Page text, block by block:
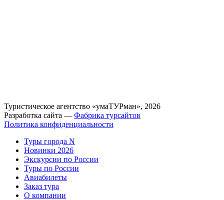
Туристическое агентство «умаТУРман», 2026
Разработка сайта — Фабрика турсайтов
Политика конфиденциальности
Туры города N
Новинки 2026
Экскурсии по России
Туры по России
Авиабилеты
Заказ тура
О компании